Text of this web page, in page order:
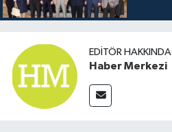
EDITÖR HAKKINDA
Haber Merkezi